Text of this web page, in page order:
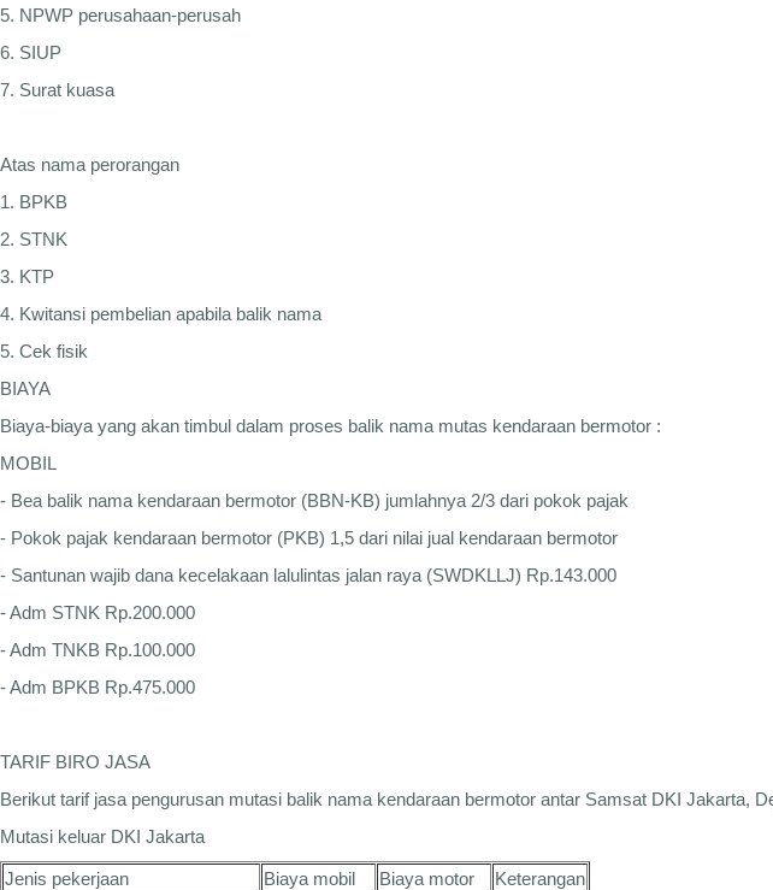
5. NPWP perusahaan-perusah
6. SIUP
7. Surat kuasa
Atas nama perorangan
1. BPKB
2. STNK
3. KTP
4. Kwitansi pembelian apabila balik nama
5. Cek fisik
BIAYA
Biaya-biaya yang akan timbul dalam proses balik nama mutas kendaraan bermotor :
MOBIL
- Bea balik nama kendaraan bermotor (BBN-KB) jumlahnya 2/3 dari pokok pajak
- Pokok pajak kendaraan bermotor (PKB) 1,5 dari nilai jual kendaraan bermotor
- Santunan wajib dana kecelakaan lalulintas jalan raya (SWDKLLJ) Rp.143.000
- Adm STNK Rp.200.000
- Adm TNKB Rp.100.000
- Adm BPKB Rp.475.000
TARIF BIRO JASA
Berikut tarif jasa pengurusan mutasi balik nama kendaraan bermotor antar Samsat DKI Jakarta,
Mutasi keluar DKI Jakarta
Jenis pekerjaan Biaya mobil Biaya motor Keterangan